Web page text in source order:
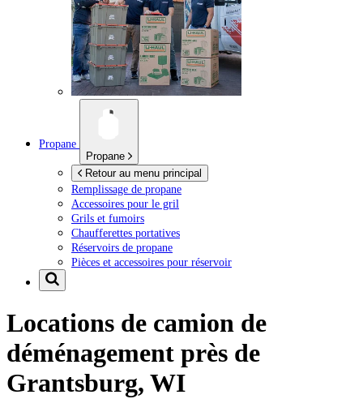
Propane
Propane
Retour au menu principal
Remplissage de propane
Accessoires pour le gril
Grils et fumoirs
Chaufferettes portatives
Réservoirs de propane
Pièces et accessoires pour réservoir
Locations de camion de
déménagement près de
Grantsburg, WI